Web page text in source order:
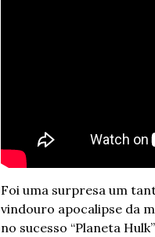
Foi uma surpresa um
vindouro apocalipse da
no sucesso “Planeta